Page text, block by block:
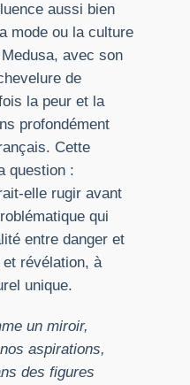
aussi bien
mode ou la culture
avec son
de
la peur et la
profondément
Cette
question :
elle rugir avant
qui
entre danger et
révélation, à
unique.
un miroir,
aspirations,
des figures